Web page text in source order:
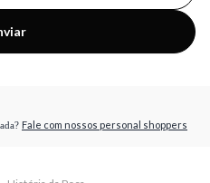
Fale com nossos personal shoppers